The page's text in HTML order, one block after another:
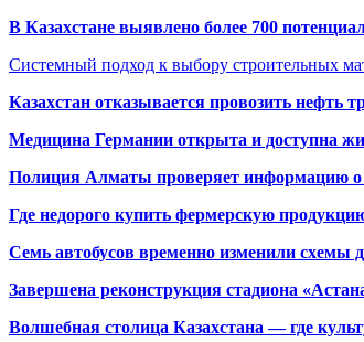
В Казахстане выявлено более 700
Системный подход к выбору строительных
Казахстан отказывается провозить нефть
Медицина Германии открыта и доступна
Полиция Алматы проверяет информацию о
Где недорого купить фермерскую
Семь автобусов временно изменили схемы
Завершена реконструкция стадиона
Волшебная столица Казахстана — где